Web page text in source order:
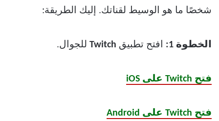
شخصًا ما هو الوسيط لقناتك. إليك الطريقة:
الخطوة 1: افتح تطبيق Twitch للجوال.
فتح Twitch على iOS
فتح Twitch على Android